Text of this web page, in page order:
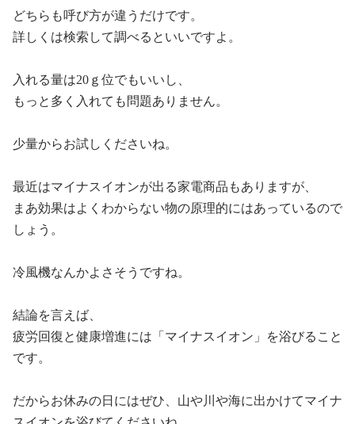
どちらも呼び方が違うだけです。
詳しくは検索して調べるといいですよ。
入れる量は20 ｇ位でもいいし、
もっと多く入れても問題ありません。
少量からお試しくださいね。
最近はマイナスイオンが出る家電商品もありますが、
まあ効果はよくわからない物の原理的にはあっているので
しょう。
冷風機なんかよさそうですね。
結論を言えば、
疲労回復と健康増進には「マイナスイオン」を浴びること
です。
だからお休みの日にはぜひ、山や川や海に出かけてマイナ